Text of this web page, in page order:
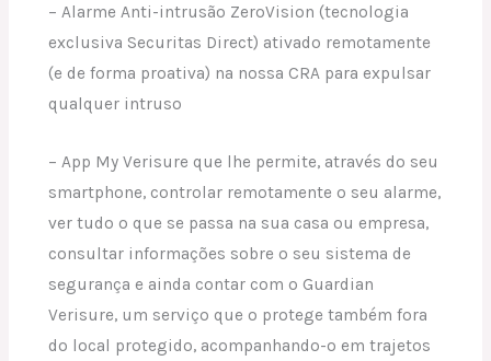
– Alarme Anti-intrusão ZeroVision (tecnologia
exclusiva Securitas Direct) ativado remotamente
(e de forma proativa) na nossa CRA para expulsar
qualquer intruso
– App My Verisure que lhe permite, através do seu
smartphone, controlar remotamente o seu alarme,
ver tudo o que se passa na sua casa ou empresa,
consultar informações sobre o seu sistema de
segurança e ainda contar com o Guardian
Verisure, um serviço que o protege também fora
do local protegido, acompanhando-o em trajetos